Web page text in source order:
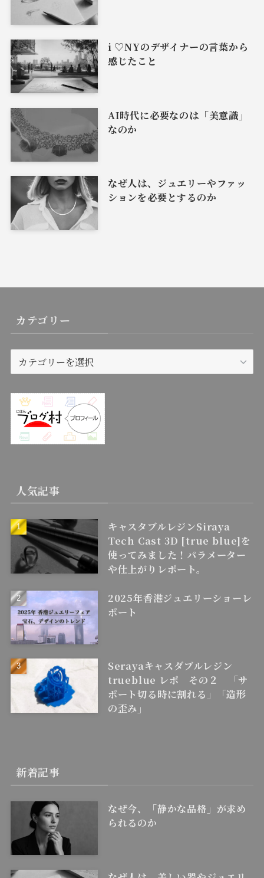
i ♡NYのデザイナーの言葉から
感じたこと
AI時代に必要なのは「美意識」
なのか
なぜ人は、ジュエリーやファッ
ションを必要とするのか
カテゴリー
テ
リ
ー
人気記事
キャスタブルレジンSiraya
Tech Cast 3D [true blue]を
使ってみました！パラメーター
や仕上がりレポート。
2025年香港ジュエリーショーレ
ポート
Serayaキャスダブルレジン
trueblue レポ その２ 「サ
ポート切る時に割れる」「造形
の歪み」
新着記事
なぜ今、「静かな品格」が求め
られるのか